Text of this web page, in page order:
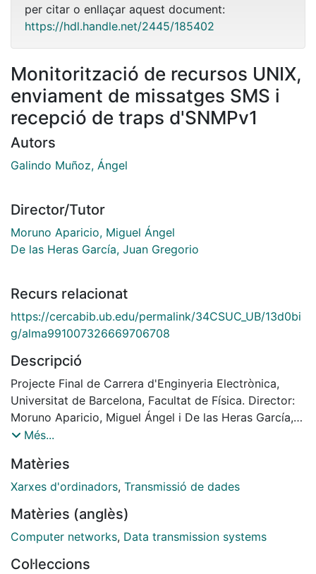
per citar o enllaçar aquest document:
https://hdl.handle.net/2445/185402
Monitorització de recursos UNIX,
enviament de missatges SMS i
recepció de traps d'SNMPv1
Autors
Galindo Muñoz, Ángel
Director/Tutor
Moruno Aparicio, Miguel Ángel
De las Heras García, Juan Gregorio
Recurs relacionat
https://cercabib.ub.edu/permalink/34CSUC_UB/13d0bi
g/alma991007326669706708
Descripció
Projecte Final de Carrera d'Enginyeria Electrònica,
Universitat de Barcelona, Facultat de Física. Director:
Moruno Aparicio, Miguel Ángel i De las Heras García,
Juan Gregorio,. Any: 2001
Més...
Matèries
Xarxes d'ordinadors, Transmissió de dades
Matèries (anglès)
Computer networks, Data transmission systems
Col·leccions